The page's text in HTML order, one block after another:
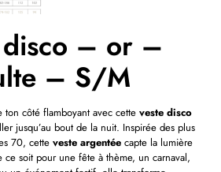
disco – or –
– S/M
ton côté flamboyant avec cette veste disco
jusqu’au bout de la nuit. Inspirée des plus
70, cette veste argentéecapte la lumière
ce soit pour une fête à thème, un carnaval,